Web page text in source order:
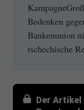
Bedenken
Bankenunion
tschechische
Der